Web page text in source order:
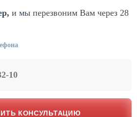
и мы перезвоним Вам через 28